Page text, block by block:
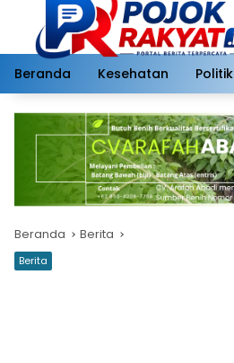
Langsung
konten
Beranda
Kesehatan Politik
Beranda Berita
Berita